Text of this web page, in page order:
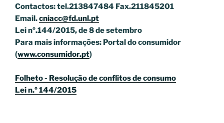
Contactos: tel.213847484 Fax.211845201
Email.cniacc@fd.unl.pt
Lei nº.144/2015, de 8 de setembro
Para mais informações: Portal do consumidor
(www.consumidor.pt)
Folheto - Resolução de conflitos de consumo
Lei n.º 144/2015